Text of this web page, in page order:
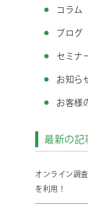
コラム
ブログ
セミナ
お知ら
お客様
最新の記
オンライン調
を利用！